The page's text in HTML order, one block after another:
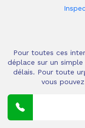
Pour toutes ces
déplace sur un
délais. Pour toute
vous